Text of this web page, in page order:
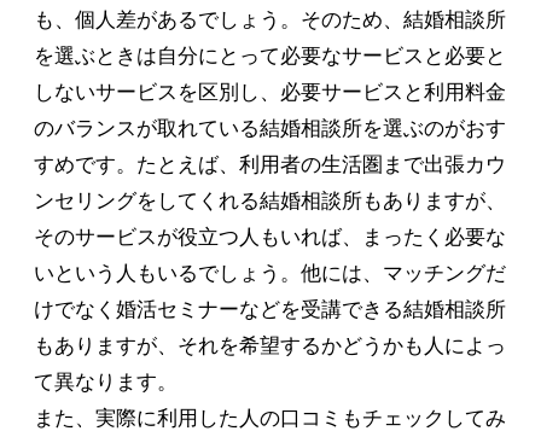
も、個人差があるでしょう。そのため、結婚相談所
を選ぶときは自分にとって必要なサービスと必要と
しないサービスを区別し、必要サービスと利用料金
のバランスが取れている結婚相談所を選ぶのがおす
すめです。たとえば、利用者の生活圏まで出張カウ
ンセリングをしてくれる結婚相談所もありますが、
そのサービスが役立つ人もいれば、まったく必要な
いという人もいるでしょう。他には、マッチングだ
けでなく婚活セミナーなどを受講できる結婚相談所
もありますが、それを希望するかどうかも人によっ
て異なります。
また、実際に利用した人の口コミもチェックしてみ